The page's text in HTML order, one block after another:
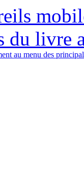
du livre
au menu des